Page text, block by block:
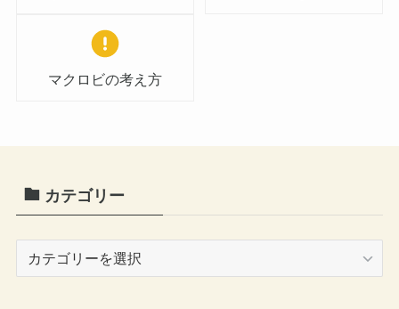
マクロビの考え方
カテゴリー